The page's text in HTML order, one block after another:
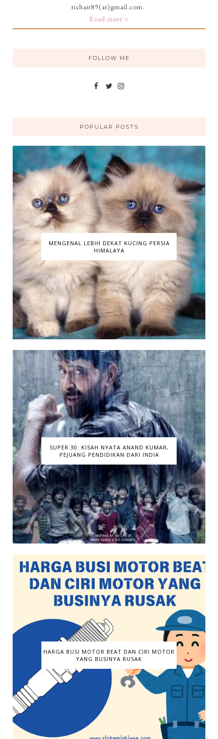
richair89(at)gmail.com.
Read more >
FOLLOW ME
POPULAR POSTS
MENGENAL LEBIH DEKAT KUCING PERSIA
HIMALAYA
SUPER 30: KISAH NYATA ANAND KUMAR,
PEJUANG PENDIDIKAN DARI INDIA
HARGA BUSI MOTOR BEAT DAN CIRI MOTOR
YANG BUSINYA RUSAK